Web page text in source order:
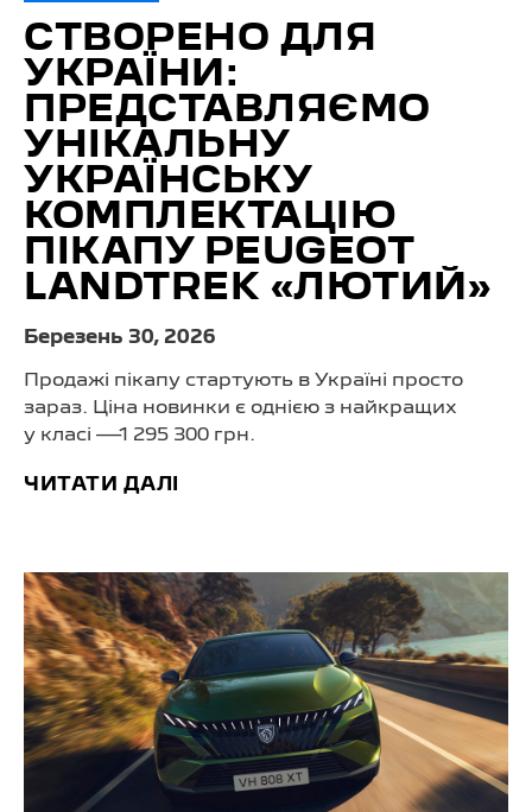
СТВОРЕНО ДЛЯ
УКРАЇНИ:
ПРЕДСТАВЛЯЄМО
УНІКАЛЬНУ
УКРАЇНСЬКУ
КОМПЛЕКТАЦІЮ
ПІКАПУ PEUGEOT
LANDTREK «ЛЮТИЙ»
Березень 30, 2026
Продажі пікапу стартують в Україні просто
зараз. Ціна новинки є однією з найкращих
у класі —1 295 300 грн.
ЧИТАТИ ДАЛІ